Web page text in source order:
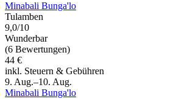
Minabali Bunga'lo
Tulamben
9,0/10
Wunderbar
(6 Bewertungen)
44 €
inkl. Steuern & Gebühren
9. Aug.–10. Aug.
Minabali Bunga'lo